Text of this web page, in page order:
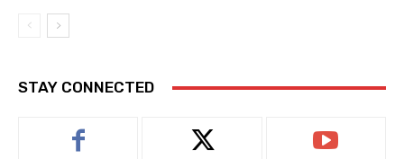
STAY CONNECTED